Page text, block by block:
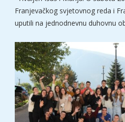
Franjevačkog svjetovnog reda i
uputili na jednodnevnu duhovnu